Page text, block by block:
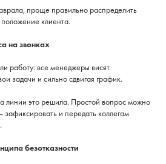
проще правильно распределить
клиента.
на звонках
работу: все менеджеры висят
задачи и сильно сдвигая график.
линии это решила. Простой вопрос можно
и передать коллегам
безотказности